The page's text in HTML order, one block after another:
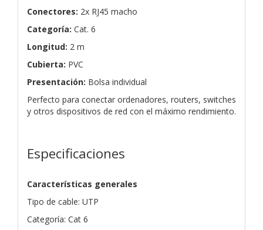
Conectores: 2x RJ45 macho
Categoría: Cat. 6
Longitud: 2 m
Cubierta: PVC
Presentación: Bolsa individual
Perfecto para conectar ordenadores, routers, switches
y otros dispositivos de red con el máximo rendimiento.
Especificaciones
Características generales
Tipo de cable: UTP
Categoría: Cat 6